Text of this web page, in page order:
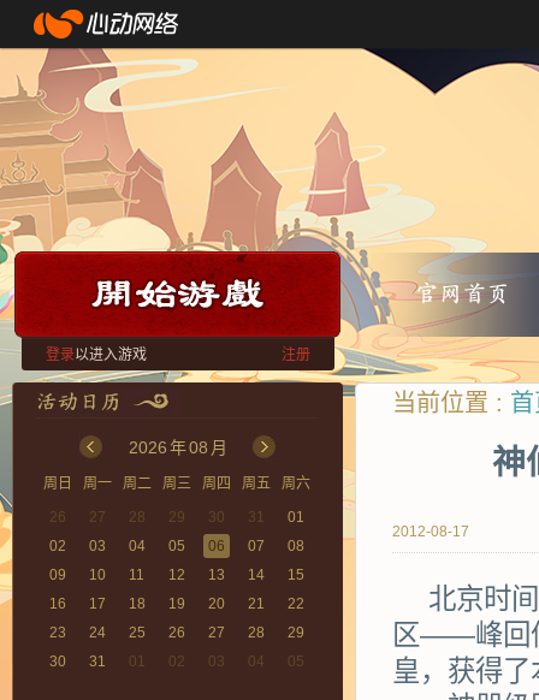
登录以进入游戏 注册
2026年08 月
周日 周一 周二 周三 周四 周五
周六
26
27 28 29 30 31
01
02
03 04 05 06 07
08
09
10 11 12 13 14
15
16
17 18 19 20 21
22
23
24 25 26 27 28
29
30
31 01 02 03 04 05
当前位置 :
神
2012-08-17
北京时
区——峰回
皇，获得